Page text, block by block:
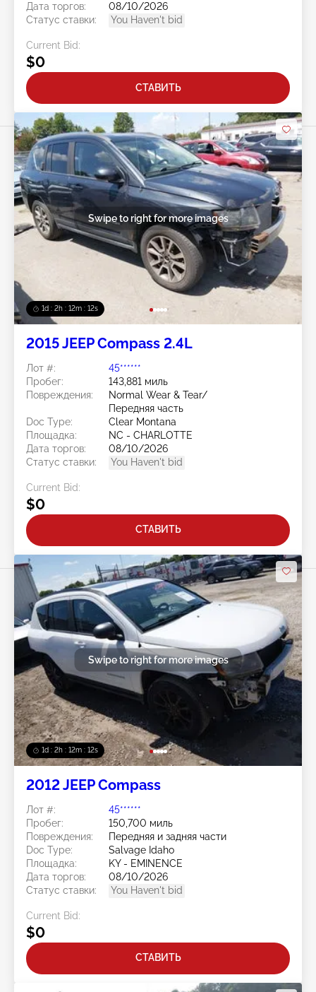
Дата торгов:
08/10/2026
Статус ставки:
You Haven't bid
Current Bid:
$0
СТАВИТЬ
1d : 2h : 12m : 10s
Swipe to right for more images
2015 JEEP Compass 2.4L
Лот #:
45******
Пробег:
143,881 миль
Повреждения:
Normal Wear & Tear/
Передняя часть
Doc Type:
Clear Montana
Площадка:
NC - CHARLOTTE
Дата торгов:
08/10/2026
Статус ставки:
You Haven't bid
Current Bid:
$0
СТАВИТЬ
1d : 2h : 12m : 10s
Swipe to right for more images
2012 JEEP Compass
Лот #:
45******
Пробег:
150,700 миль
Повреждения:
Передняя и задняя части
Doc Type:
Salvage Idaho
Площадка:
KY - EMINENCE
Дата торгов:
08/10/2026
Статус ставки:
You Haven't bid
Current Bid:
$0
СТАВИТЬ